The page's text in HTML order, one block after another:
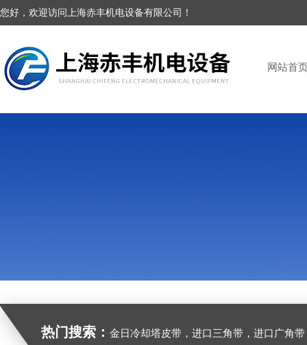
您好，欢迎访问上海赤丰机电设备有限公司！
网站首
热门搜索： 金日冷却塔皮带，进口三角带，进口广角带，进口同步带，进口空压机皮